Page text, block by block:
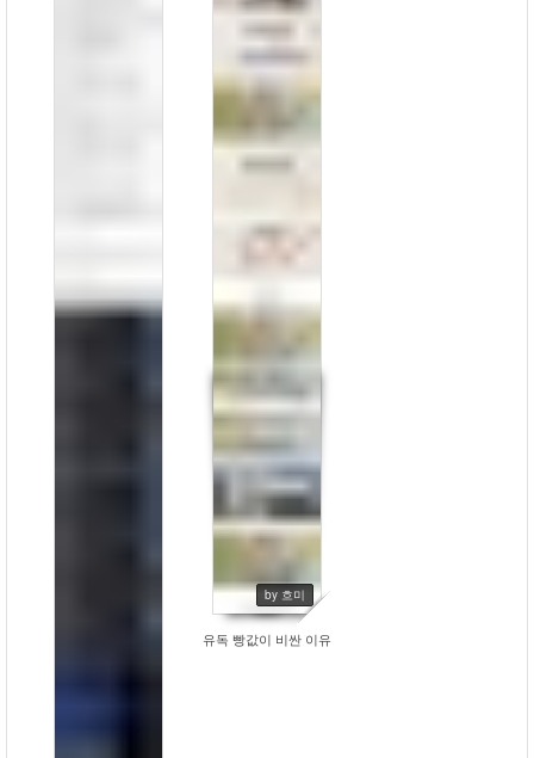
by 흐미
유독 빵값이 비싼 이유